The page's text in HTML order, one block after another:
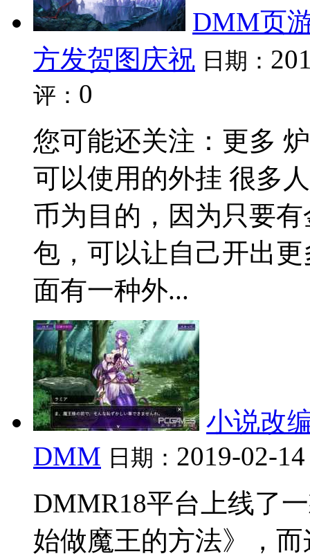
DMM页
方发贺图庆祝 日期：
评： 0
您可能还关注：更多
可以使用的外挂 很多
币为目的，因为只要
包，可以让自己开出
面有一种外...
小说改
DMM 日期： 2019-02-
DMMR18平台上线了
始做魔王的方法》，